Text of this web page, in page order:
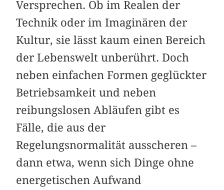
Versprechen. Ob im Realen der
Technik oder im Imaginären der
Kultur, sie lässt kaum einen Bereich
der Lebenswelt unberührt. Doch
neben einfachen Formen geglückter
Betriebsamkeit und neben
reibungslosen Abläufen gibt es
Fälle, die aus der
Regelungsnormalität ausscheren –
dann etwa, wenn sich Dinge ohne
energetischen Aufwand